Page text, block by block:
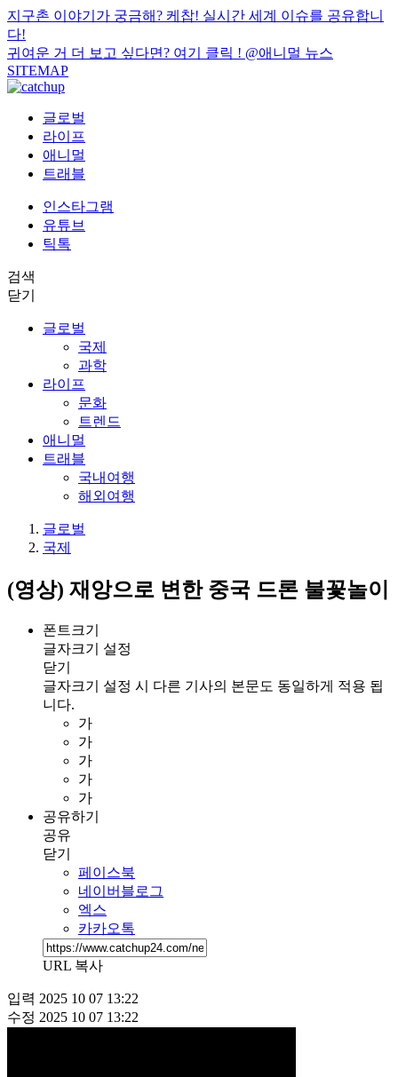
지구촌 이야기가 궁금해? 케찹! 실시간 세계 이슈를 공유합니
다!
귀여운 거 더 보고 싶다면? 여기 클릭 ! @애니멀 뉴스
SITEMAP
글로벌
라이프
애니멀
트래블
인스타그램
유튜브
틱톡
검색
닫기
글로벌
국제
과학
라이프
문화
트렌드
애니멀
트래블
국내여행
해외여행
글로벌
국제
(영상) 재앙으로 변한 중국 드론 불꽃놀이
폰트크기
글자크기 설정
닫기
글자크기 설정 시 다른 기사의 본문도 동일하게 적용 됩
니다.
가
가
가
가
가
공유하기
공유
닫기
페이스북
네이버블로그
엑스
카카오톡
URL 복사
입력 2025 10 07 13:22
수정 2025 10 07 13:22